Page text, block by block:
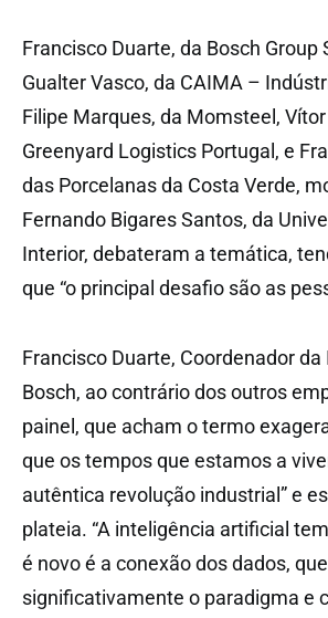
Francisco Duarte, da Bosch Group
Gualter Vasco, da CAIMA –
Filipe Marques, da Momsteel,
Greenyard Logistics Portugal, e
das Porcelanas da Costa Verde,
Fernando Bigares Santos, da
Interior, debateram a temática,
que “o principal desafio são as
Francisco Duarte, Coordenador
Bosch, ao contrário dos outros
painel, que acham o termo
que os tempos que estamos a
autêntica revolução industrial” e
plateia. “A inteligência artificial
é novo é a conexão dos dados,
significativamente o paradigma e